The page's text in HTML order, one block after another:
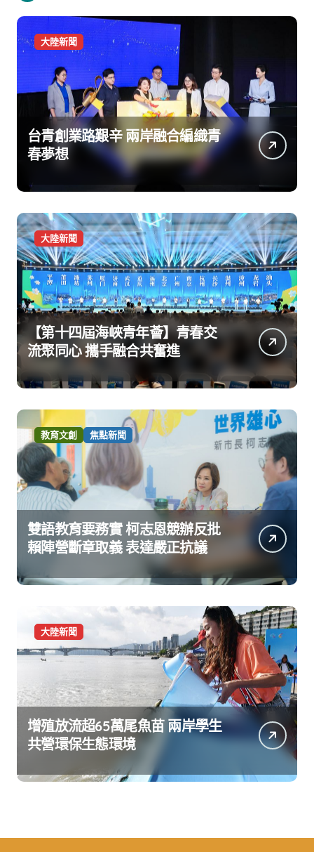
大陸新聞
台青創業路艱辛 兩岸融合編織青
春夢想
大陸新聞
【第十四屆海峽青年薈】青春交
流聚同心 攜手融合共奮進
教育文創 焦點新聞
雙語教育要務實 柯志恩競辦反批
賴陣營斷章取義 表達嚴正抗議
大陸新聞
增殖放流超65萬尾魚苗 兩岸學生
共營環保生態環境